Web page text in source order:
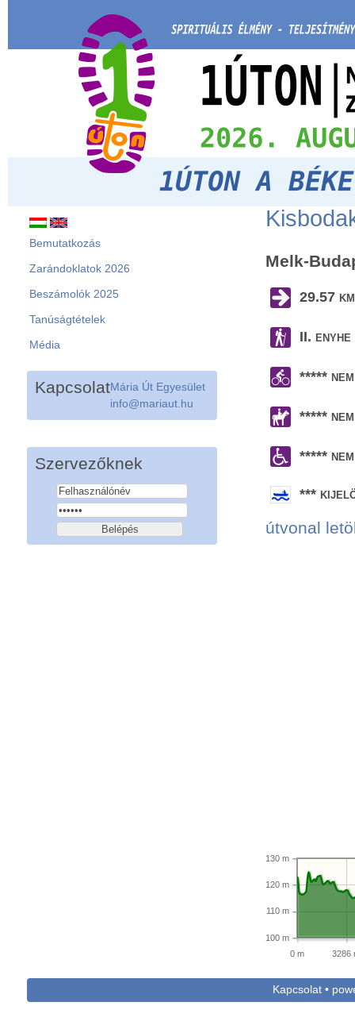
Bemutatkozás
Zarándoklatok 2026
Beszámolók 2025
Tanúságtételek
Média
KapcsolatMária Út Egyesület
info@mariaut.hu
Szervezőknek
Melk-
29.57
II.
*****
*****
*****
***
útvonal
0 m 3286
100 m
110 m
120 m
130 m
Kapcsolat •